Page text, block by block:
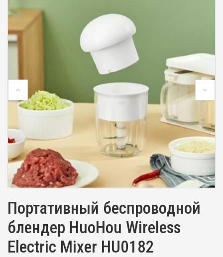
Портативный беспроводной
блендер HuoHou Wireless
Electric Mixer HU0182